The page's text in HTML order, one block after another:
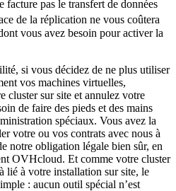
pas le transfert de données
de la réplication ne vous coûtera
vous avez besoin pour activer la
si vous décidez de ne plus utiliser
vos machines virtuelles,
cluster sur site et annulez votre
de faire des pieds et des mains
spéciaux. Vous avez la
votre ou vos contrats avec nous à
notre obligation légale bien sûr, en
OVHcloud. Et comme votre cluster
à votre installation sur site, le
: aucun outil spécial n’est